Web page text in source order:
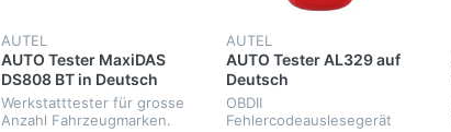
AUTEL
AUTO Tester MaxiDAS
DS808 BT in Deutsch
Werkstatttester für grosse
Anzahl Fahrzeugmarken.
AUTEL
AUTO Tester AL329 auf
Deutsch
OBDII
Fehlercodeauslesegerät